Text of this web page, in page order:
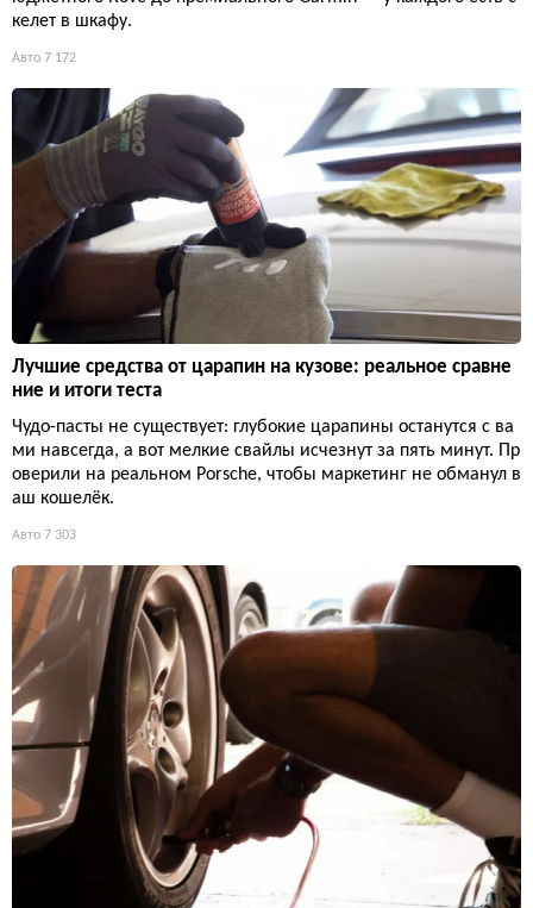
келет в шкафу.
Авто 7 172
Лучшие средства от царапин на кузове: реальное сравне
ние и итоги теста
Чудо-пасты не существует: глубокие царапины останутся с ва
ми навсегда, а вот мелкие свайлы исчезнут за пять минут. Пр
оверили на реальном Porsche, чтобы маркетинг не обманул в
аш кошелёк.
Авто 7 303